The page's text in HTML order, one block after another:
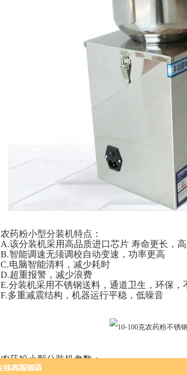
农药粉小型分装机特点：
A.该分装机采用高品质进口芯片 寿命更长，
B.智能调速无须调校自动变速，功率更高
C.电脑智能清料，减少耗时
D.超重报警，减少浪费
E.分装机采用不锈钢送料，通道卫生，环保，
F.多重减震结构，机器运行平稳，低噪音
农药粉小型分装机参数：
电源：220V